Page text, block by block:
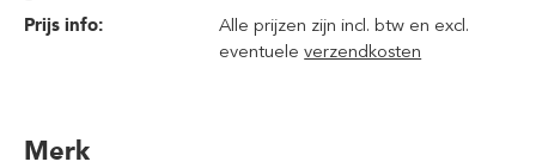
Prijs info:
Alle prijzen zijn incl. btw en excl.
eventueleverzendkosten
Merk